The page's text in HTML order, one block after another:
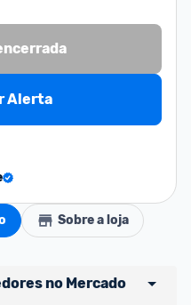
Alerta
Sobre a loja
no Mercado